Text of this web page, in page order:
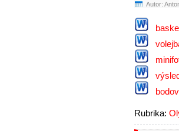
Autor:
Rubrika: